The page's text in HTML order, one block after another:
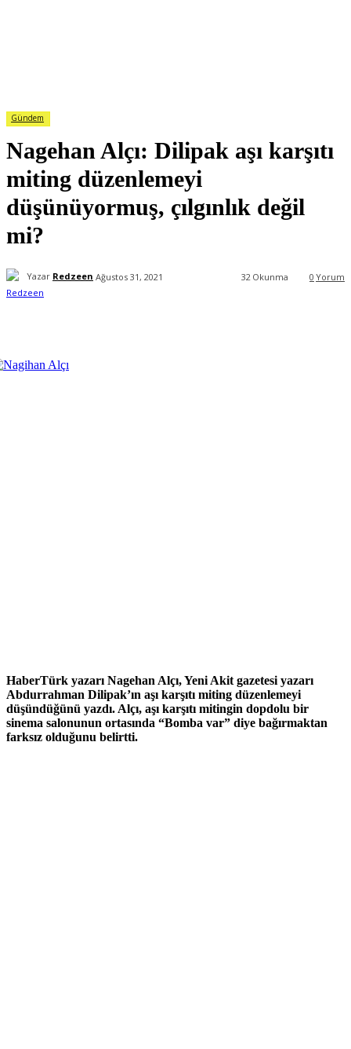
Gündem
Nagehan Alçı: Dilipak aşı karşıtı
miting düzenlemeyi
düşünüyormuş, çılgınlık değil
mi?
Yazar Redzeen Ağustos 31, 2021 0 Yorum
32 Okunma
HaberTürk yazarı Nagehan Alçı, Yeni Akit gazetesi yazarı
Abdurrahman Dilipak’ın aşı karşıtı miting düzenlemeyi
düşündüğünü yazdı. Alçı, aşı karşıtı mitingin dopdolu bir
sinema salonunun ortasında “Bomba var” diye bağırmaktan
farksız olduğunu belirtti.